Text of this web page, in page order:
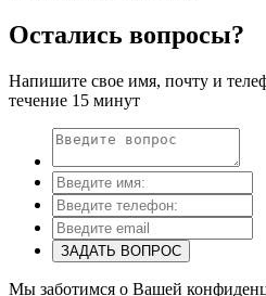
Остались вопросы?
Напишите свое имя, почту и
течение 15 минут
ЗАДАТЬ ВОПРОС
Мы заботимся о Вашей